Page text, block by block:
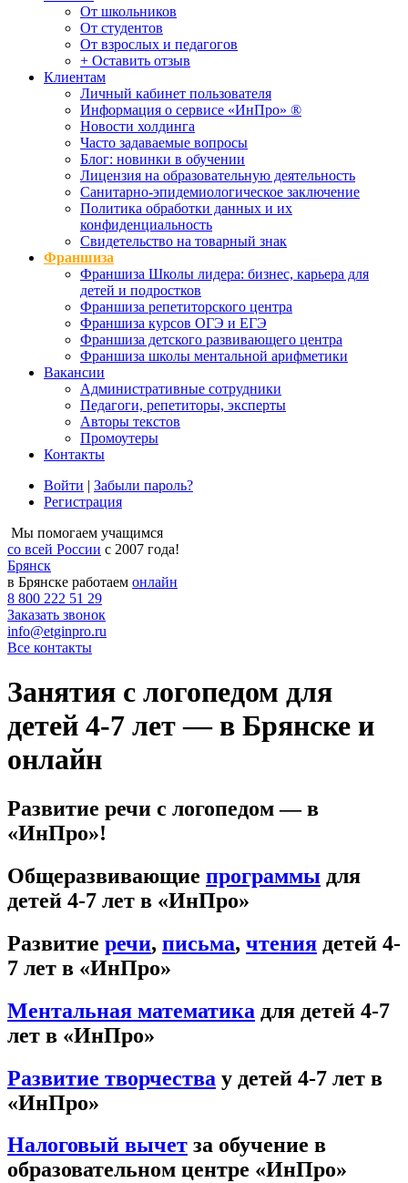
От школьников
От студентов
От взрослых и педагогов
+ Оставить отзыв
Клиентам
Личный кабинет пользователя
Информация о сервисе «ИнПро» ®
Новости холдинга
Часто задаваемые вопросы
Блог: новинки в обучении
Лицензия на образовательную деятельность
Санитарно-эпидемиологическое заключение
Политика обработки данных и их
конфиденциальность
Свидетельство на товарный знак
Франшиза
Франшиза Школы лидера: бизнес, карьера для
детей и подростков
Франшиза репетиторского центра
Франшиза курсов ОГЭ и ЕГЭ
Франшиза детского развивающего центра
Франшиза школы ментальной арифметики
Вакансии
Административные сотрудники
Педагоги, репетиторы, эксперты
Авторы текстов
Промоутеры
Контакты
Войти | Забыли пароль?
Регистрация
Мы помогаем учащимся
со всей России с 2007 года!
Брянск
в Брянске работаем онлайн
8 800 222 51 29
Заказать звонок
info@etginpro.ru
Все контакты
Занятия с логопедом для
детей 4-7 лет — в Брянске и
онлайн
Развитие речи с логопедом — в
«ИнПро»!
Общеразвивающие программы для
детей 4-7 лет в «ИнПро»
Развитие речи, письма, чтения детей 4-
7 лет в «ИнПро»
Ментальная математика для детей 4-7
лет в «ИнПро»
Развитие творчества у детей 4-7 лет в
«ИнПро»
Налоговый вычет за обучение в
образовательном центре «ИнПро»